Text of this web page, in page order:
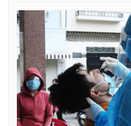
Thị trường 24h
VTV4
VTV9
Liên hệ tòa soạn